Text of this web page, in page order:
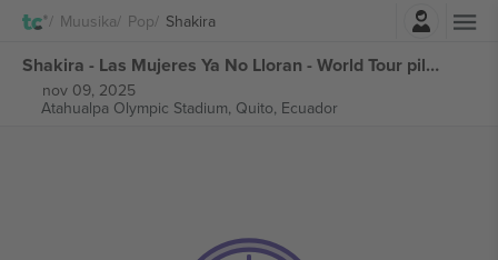
Muusika Pop Shakira
Shakira - Las Mujeres Ya No Lloran - World Tour piletid
nov 09, 2025
Atahualpa Olympic Stadium, Quito, Ecuador